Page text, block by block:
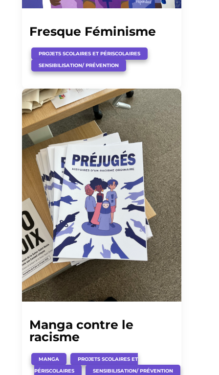
Fresque Féminisme
PROJETS SCOLAIRES ET PÉRISCOLAIRES
,
SENSIBILISATION/ PRÉVENTION
Manga contre le
racisme
MANGA
,
PROJETS SCOLAIRES ET
PÉRISCOLAIRES
,
SENSIBILISATION/ PRÉVENTION